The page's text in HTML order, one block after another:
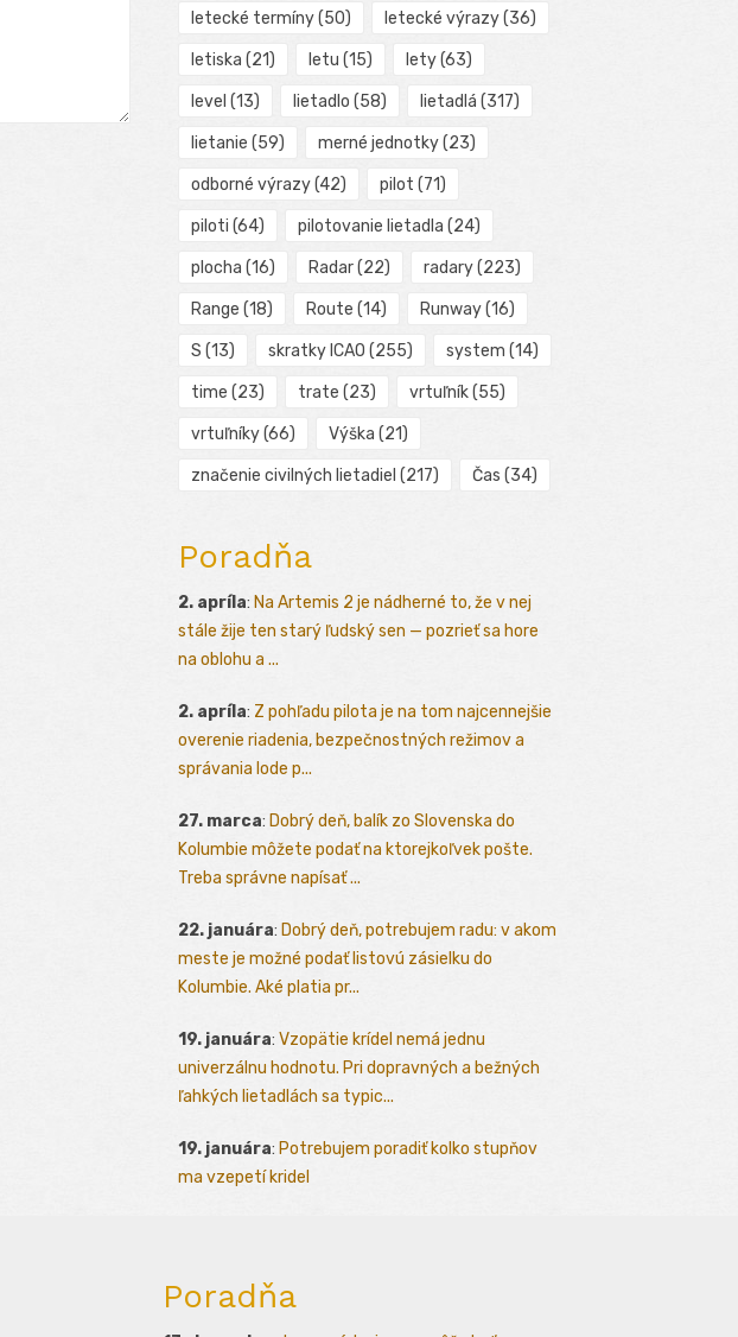
letecké termíny(50) letecké výrazy(36)
letiska (21) letu (15) lety(63)
level (13) lietadlo (58) lietadlá (317)
lietanie (59) merné jednotky(23)
odborné výrazy(42) pilot (71)
piloti (64) pilotovanie lietadla (24)
plocha (16) Radar(22) radary(223)
Range (18) Route (14) Runway(16)
S (13) skratky ICAO (255) system (14)
time (23) trate (23) vrtuľník(55)
vrtuľníky(66) Výška (21)
značenie civilných lietadiel (217) Čas (34)
Poradňa
2. apríla: Na Artemis 2 je nádherné to, že v nej
stále žije ten starý ľudský sen — pozrieť sa hore
na oblohu a ...
2. apríla: Z pohľadu pilota je na tom najcennejšie
overenie riadenia, bezpečnostných režimov a
správania lode p...
27. marca: Dobrý deň, balík zo Slovenska do
Kolumbie môžete podať na ktorejkoľvek pošte.
Treba správne napísať ...
22. januára: Dobrý deň, potrebujem radu: v akom
meste je možné podať listovú zásielku do
Kolumbie. Aké platia pr...
19. januára: Vzopätie krídel nemá jednu
univerzálnu hodnotu. Pri dopravných a bežných
ľahkých lietadlách sa typic...
19. januára: Potrebujem poradiť kolko stupňov
ma vzepetí kridel
Poradňa